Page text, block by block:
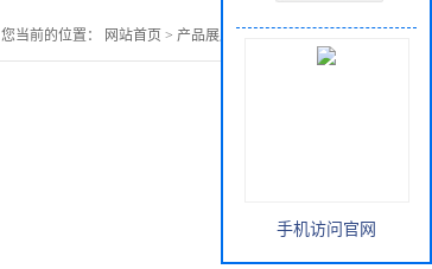
您当前的位置： 网站首页 > 产品展厅
手机访问官网